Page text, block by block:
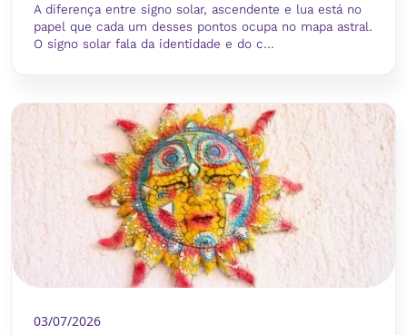
A diferença entre signo solar, ascendente e lua está no
papel que cada um desses pontos ocupa no mapa astral.
O signo solar fala da identidade e do c...
03/07/2026